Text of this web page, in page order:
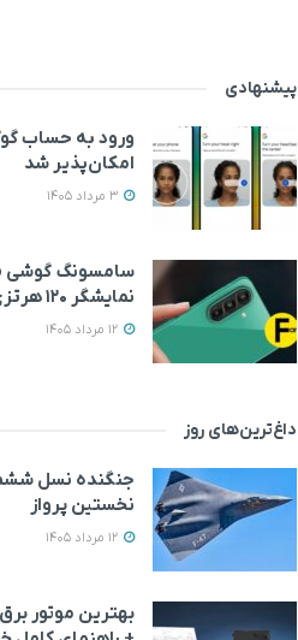
پیشنهادی
ورود به حساب
امکان‌پذیر شد
نمایشگر ۱۲۰ هرتزی معرفی کرد
داغ‌ترین‌های روز
نخستین پرواز
بهترین موتور